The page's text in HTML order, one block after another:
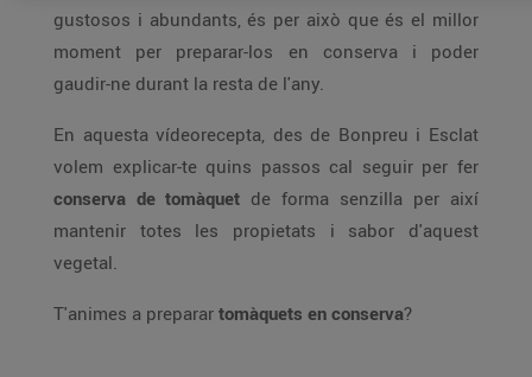
gustosos i abundants, és per això que és el millor
moment per preparar-los en conserva i poder
gaudir-ne durant la resta de l'any.
En aquesta vídeorecepta, des de Bonpreu i Esclat
volem explicar-te quins passos cal seguir per fer
conserva de tomàquet de forma senzilla per així
mantenir totes les propietats i sabor d'aquest
vegetal.
T'animes a preparar tomàquets en conserva?